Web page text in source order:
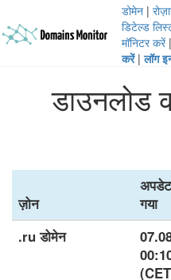
डोमेन |
डिटेल्ड
मॉनिटर करें|
करें|लॉग
डाउनलोड
ज़ोन
गया
.ru डोमेन